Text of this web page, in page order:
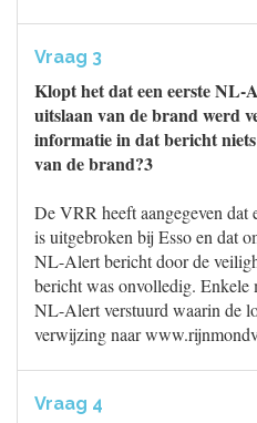
Vraag 3
Klopt het dat een eerste NL-
uitslaan van de brand werd
informatie in dat bericht
van de brand?3
De VRR heeft aangegeven dat
is uitgebroken bij Esso en dat
NL-Alert bericht door de
bericht was onvolledig. Enkele
NL-Alert verstuurd waarin de
verwijzing naar
Vraag 4